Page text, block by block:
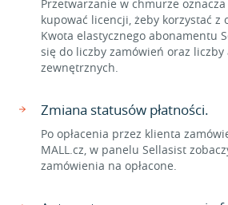
Przetwarzanie w chmurze
kupować licencji, żeby korzystać z
Kwota elastycznego abonamentu
się do liczby zamówień oraz
zewnętrznych.
Zmiana statusów płatności.
Po opłacenia przez klienta
MALL.cz, w panelu Sellasist
zamówienia na opłacone.